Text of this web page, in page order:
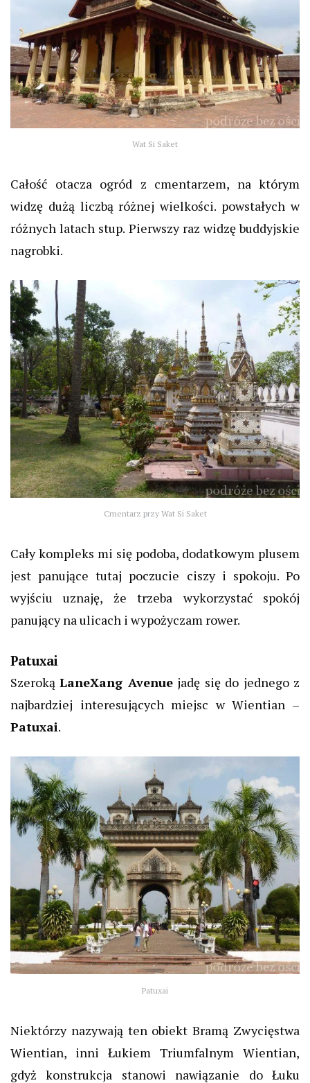
Wat Si Saket
Całość otacza ogród z cmentarzem, na którym
widzę dużą liczbą różnej wielkości. powstałych w
różnych latach stup. Pierwszy raz widzę buddyjskie
nagrobki.
Cmentarz przy Wat Si Saket
Cały kompleks mi się podoba, dodatkowym plusem
jest panujące tutaj poczucie ciszy i spokoju. Po
wyjściu uznaję, że trzeba wykorzystać spokój
panujący na ulicach i wypożyczam rower.
Patuxai
SzerokąLaneXang Avenuejadę się do jednego z
najbardziej interesujących miejsc w Wientian –
Patuxai.
Patuxai
Niektórzy nazywają ten obiekt Bramą Zwycięstwa
Wientian, inni Łukiem Triumfalnym Wientian,
gdyż konstrukcja stanowi nawiązanie do Łuku